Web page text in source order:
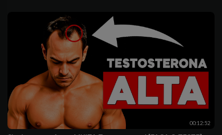
00:12:52